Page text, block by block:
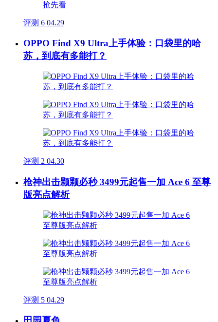
评测 6 04.29
OPPO Find X9 Ultra上手体验：口袋里的哈
苏，到底有多能打？
评测 2 04.30
枪神出击颗颗必秒 3499元起售一加 Ace 6 至尊
版亮点解析
评测 5 04.29